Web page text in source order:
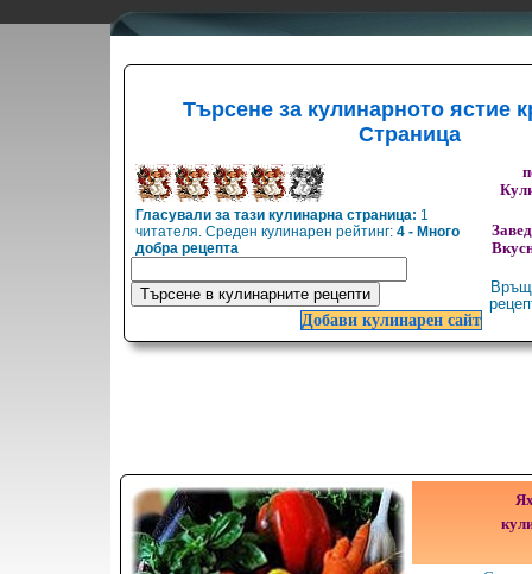
Търсене за кулинарното ястие
Страница
Гласували за тази кулинарна страница: 1
читателя. Среден кулинарен рейтинг: 4 - Много
добра рецепта
Добави кулинарен сайт